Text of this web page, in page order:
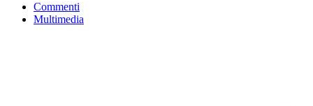
Commenti
Multimedia